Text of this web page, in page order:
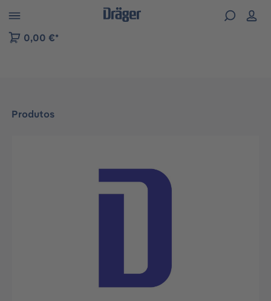
to B2B platform navigation
0,00 €*
Produtos
Ignorar galeria de imagens